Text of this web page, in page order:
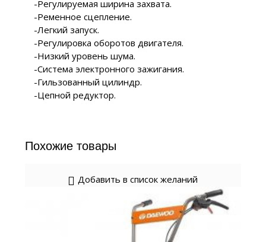
-Регулируемая ширина захвата.
-Ременное сцепление.
-Легкий запуск.
-Регулировка оборотов двигателя.
-Низкий уровень шума.
-Система электронного зажигания.
-Гильзованный цилиндр.
-Цепной редуктор.
Похожие товары
Добавить в список желаний